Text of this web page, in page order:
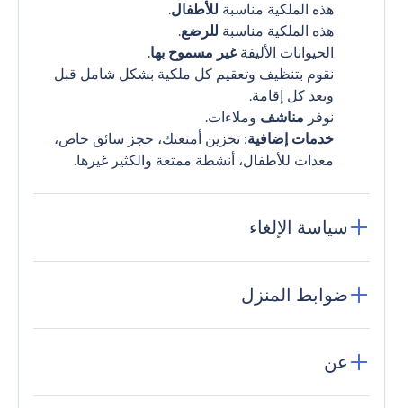
هذه الملكية مناسبة للأطفال.
هذه الملكية مناسبة للرضع.
الحيوانات الأليفةغير مسموح بها.
نقوم بتنظيف وتعقيم كل ملكية بشكل شامل قبل
وبعد كل إقامة.
نوفر مناشف وملاءات.
خدمات إضافية: تخزين أمتعتك، حجز سائق خاص،
معدات للأطفال، أنشطة ممتعة والكثير غيرها.
سياسة الإلغاء
ضوابط المنزل
عن